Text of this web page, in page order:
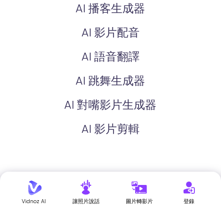
AI 播客生成器
AI 影片配音
AI 語音翻譯
AI 跳舞生成器
AI 對嘴影片生成器
AI 影片剪輯
AI 圖片生成影片
Vidnoz AI 讓照片說話 圖片轉影片 登錄